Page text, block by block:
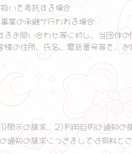
いを委託する場合
業の承継が行われる場合
お問い合わせ等に対し、当団体
の住所、氏名、電話番号等を、
開示の請求、2)利用目的の通知
知の請求につきましては有料とさ